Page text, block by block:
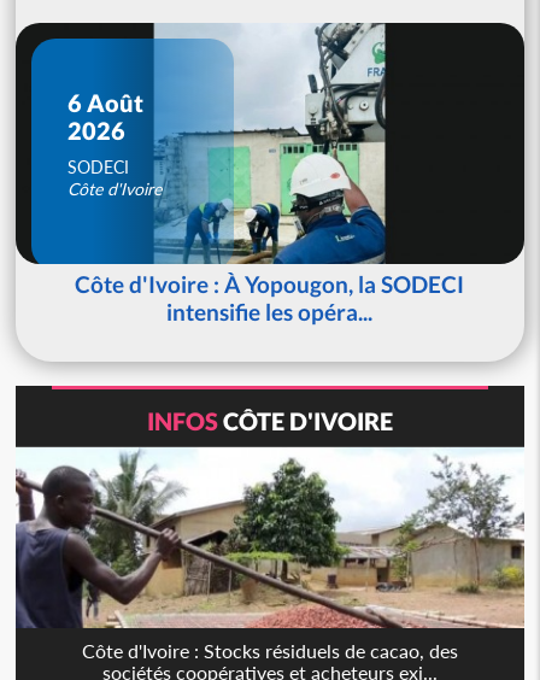
6 Août
2026
SODECI
Côte d'Ivoire
Côte d'Ivoire : À Yopougon, la SODECI
intensifie les opéra...
INFOSCÔTE D'IVOIRE
Côte d'Ivoire : Stocks résiduels de cacao, des
sociétés coopératives et acheteurs exi...